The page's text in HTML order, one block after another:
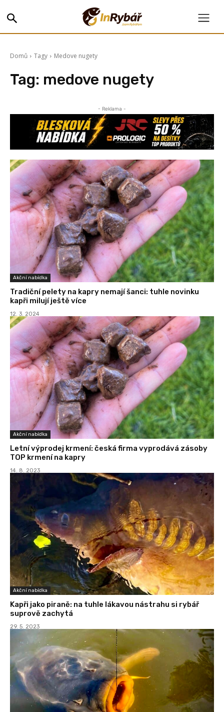
Domů Tagy Medove nugety
Tag: medove nugety
- Reklama -
Akční nabídka
Tradiční pelety na kapry nemají šanci: tuhle novinku
kapři milují ještě více
12. 3. 2024
Akční nabídka
Letní výprodej krmení: česká firma vyprodává zásoby
TOP krmení na kapry
14. 8. 2023
Akční nabídka
Kapři jako piraně: na tuhle lákavou nástrahu si rybář
suprově zachytá
29. 5. 2023